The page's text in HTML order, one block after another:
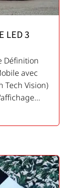
LED 3
Définition
avec
Tech Vision)